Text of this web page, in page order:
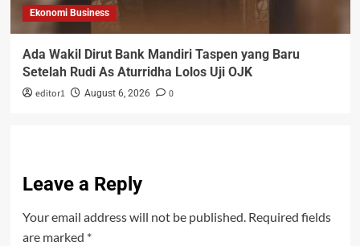
Ekonomi Business
Ada Wakil Dirut Bank Mandiri Taspen yang Baru
Setelah Rudi As Aturridha Lolos Uji OJK
editor1 August 6, 2026 0
Leave a Reply
Your email address will not be published. Required fields
are marked *